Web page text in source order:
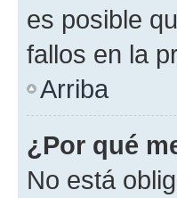
es posible
fallos en la
Arriba
¿Por qué
No está